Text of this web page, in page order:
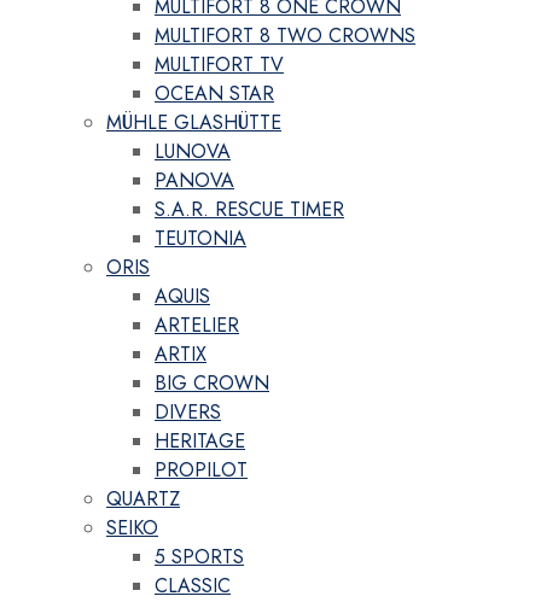
MULTIFORT 8 ONE CROWN
MULTIFORT 8 TWO CROWNS
MULTIFORT TV
OCEAN STAR
MÜHLE GLASHÜTTE
LUNOVA
PANOVA
S.A.R. RESCUE TIMER
TEUTONIA
ORIS
AQUIS
ARTELIER
ARTIX
BIG CROWN
DIVERS
HERITAGE
PROPILOT
QUARTZ
SEIKO
5 SPORTS
CLASSIC